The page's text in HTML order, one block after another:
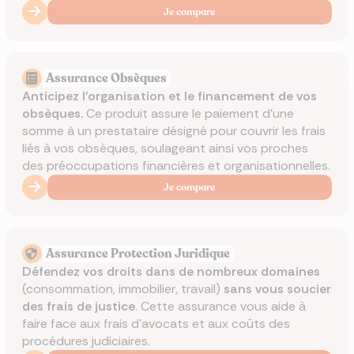
Je compare
Assurance Obsèques
Anticipez l'organisation et le financement de vos
obsèques. Ce produit assure le paiement d'une
somme à un prestataire désigné pour couvrir les frais
liés à vos obsèques, soulageant ainsi vos proches
des préoccupations financières et organisationnelles.
Je compare
Assurance Protection Juridique
Défendez vos droits dans de nombreux domaines
(consommation, immobilier, travail) sans vous soucier
des frais de justice. Cette assurance vous aide à
faire face aux frais d'avocats et aux coûts des
procédures judiciaires.